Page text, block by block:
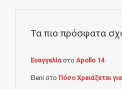
Τα πιο πρόσφατα
Ευαγγελίαστο Apollo 14
Eleni στο Πόσο Χρειάζεται